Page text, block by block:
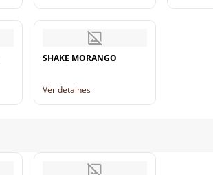
SHAKE MORANGO
Ver detalhes